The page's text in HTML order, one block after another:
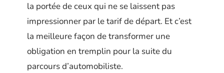
la portée de ceux qui ne se laissent pas
impressionner par le tarif de départ. Et c’est
la meilleure façon de transformer une
obligation en tremplin pour la suite du
parcours d’automobiliste.